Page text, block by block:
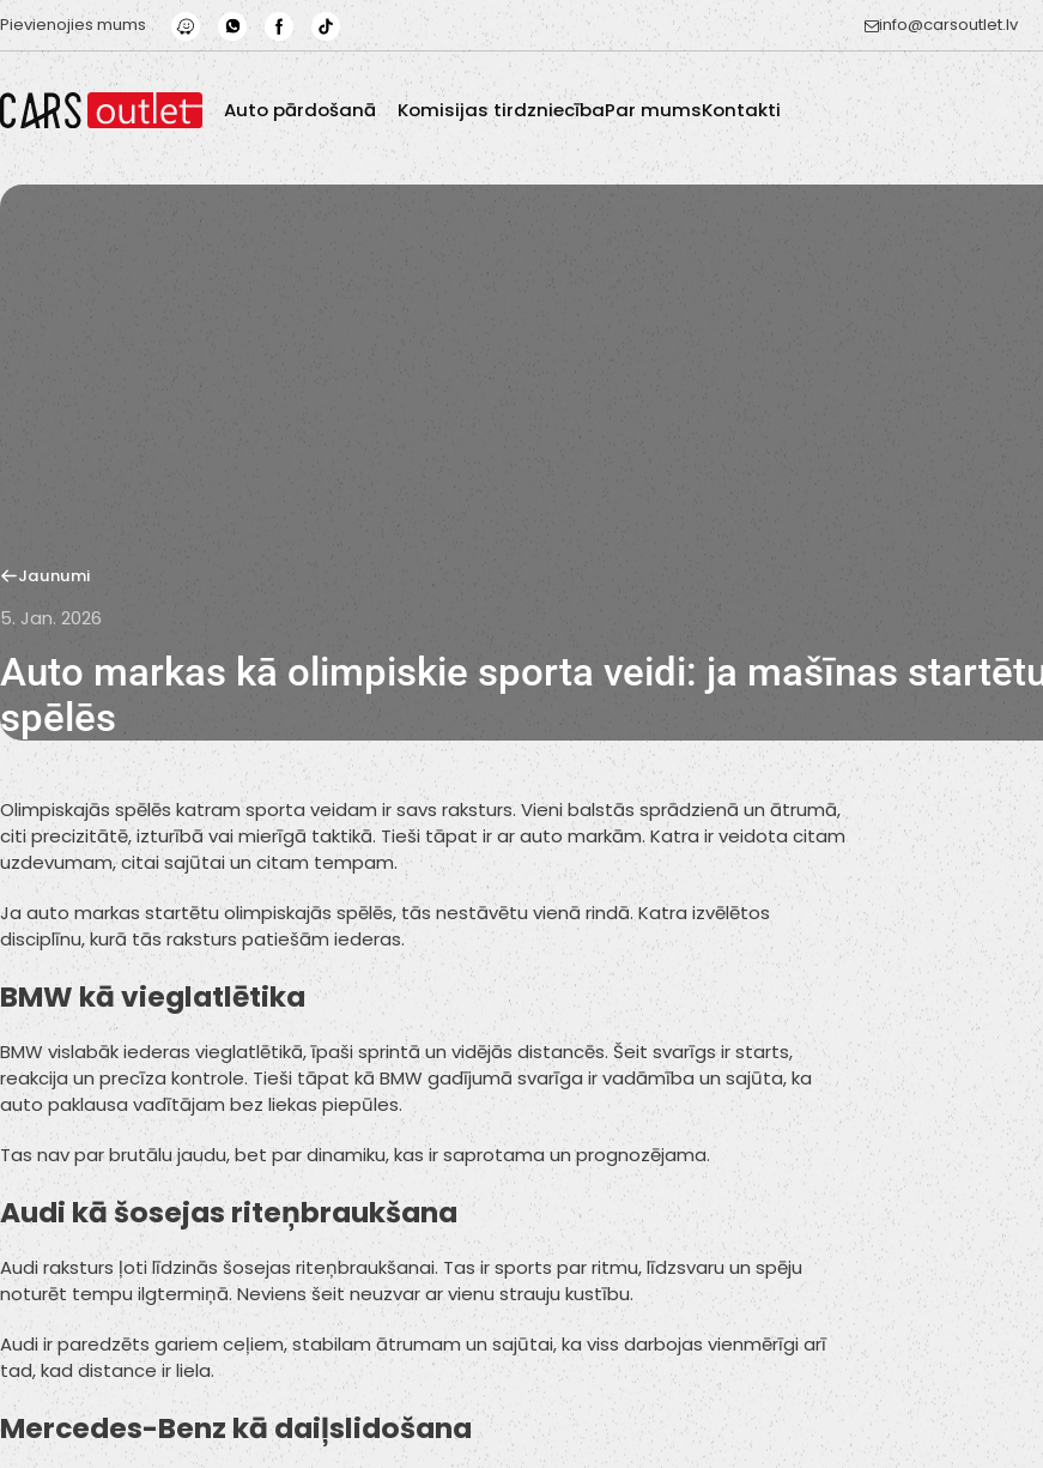
Skip to main content
Pievienojies mums info@carsoutlet.lv
Auto pārdošanā Komisijas tirdzniecībaPar mumsKontakti
Jaunumi
5. Jan. 2026
Auto markas kā olimpiskie sporta veidi: ja mašīnas
spēlēs
Olimpiskajās spēlēs katram sporta veidam ir savs raksturs. Vieni balstās sprādzienā un ātrumā,
citi precizitātē, izturībā vai mierīgā taktikā. Tieši tāpat ir ar auto markām. Katra ir veidota citam
uzdevumam, citai sajūtai un citam tempam.
Ja auto markas startētu olimpiskajās spēlēs, tās nestāvētu vienā rindā. Katra izvēlētos
disciplīnu, kurā tās raksturs patiešām iederas.
BMW kā vieglatlētika
BMW vislabāk iederas vieglatlētikā, īpaši sprintā un vidējās distancēs. Šeit svarīgs ir starts,
reakcija un precīza kontrole. Tieši tāpat kā BMW gadījumā svarīga ir vadāmība un sajūta, ka
auto paklausa vadītājam bez liekas piepūles.
Tas nav par brutālu jaudu, bet par dinamiku, kas ir saprotama un prognozējama.
Audi kā šosejas riteņbraukšana
Audi raksturs ļoti līdzinās šosejas riteņbraukšanai. Tas ir sports par ritmu, līdzsvaru un spēju
noturēt tempu ilgtermiņā. Neviens šeit neuzvar ar vienu strauju kustību.
Audi ir paredzēts gariem ceļiem, stabilam ātrumam un sajūtai, ka viss darbojas vienmērīgi arī
tad, kad distance ir liela.
Mercedes-Benz kā daiļslidošana